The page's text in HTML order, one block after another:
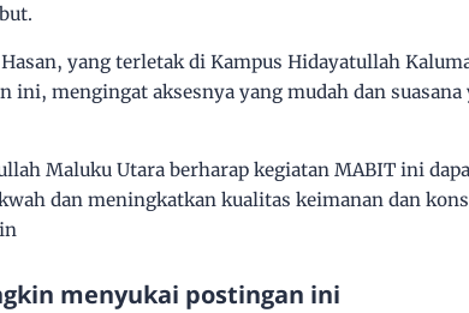
yang terletak di Kampus Hidayatullah
ini, mengingat aksesnya yang mudah dan
Maluku Utara berharap kegiatan MABIT ini
dan meningkatkan kualitas keimanan dan
menyukai postingan ini